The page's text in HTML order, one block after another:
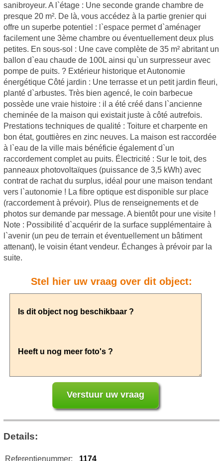
sanibroyeur. A l`étage : Une seconde grande chambre de
presque 20 m². De là, vous accédez à la partie grenier qui
offre un superbe potentiel : l`espace permet d`aménager
facilement une 3ème chambre ou éventuellement deux plus
petites. En sous-sol : Une cave complète de 35 m² abritant un
ballon d`eau chaude de 100L ainsi qu`un surpresseur avec
pompe de puits. ? Extérieur historique et Autonomie
énergétique Côté jardin : Une terrasse et un petit jardin fleuri,
planté d`arbustes. Très bien agencé, le coin barbecue
possède une vraie histoire : il a été créé dans l`ancienne
cheminée de la maison qui existait juste à côté autrefois.
Prestations techniques de qualité : Toiture et charpente en
bon état, gouttières en zinc neuves. La maison est raccordée
à l`eau de la ville mais bénéficie également d`un
raccordement complet au puits. Électricité : Sur le toit, des
panneaux photovoltaïques (puissance de 3,5 kWh) avec
contrat de rachat du surplus, idéal pour une maison tendant
vers l`autonomie ! La fibre optique est disponible sur place
(raccordement à prévoir). Plus de renseignements et de
photos sur demande par message. A bientôt pour une visite !
Note : Possibilité d`acquérir de la surface supplémentaire à
l`avenir (un peu de terrain et éventuellement un bâtiment
attenant), le voisin étant vendeur. Échanges à prévoir par la
suite.
Stel hier uw vraag over dit object:
Details:
Referentienummer: 1174